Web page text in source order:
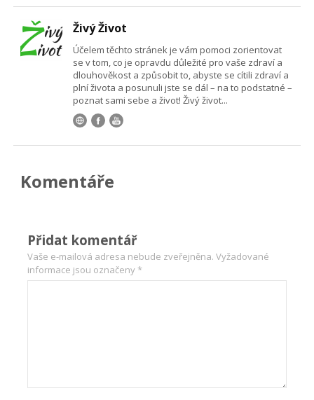
Živý Život
Účelem těchto stránek je vám pomoci zorientovat
se v tom, co je opravdu důležité pro vaše zdraví a
dlouhověkost a způsobit to, abyste se cítili zdraví a
plní života a posunuli jste se dál – na to podstatné –
poznat sami sebe a život! Živý život...
Komentáře
Přidat komentář
Vaše e-mailová adresa nebude zveřejněna. Vyžadované
informace jsou označeny*